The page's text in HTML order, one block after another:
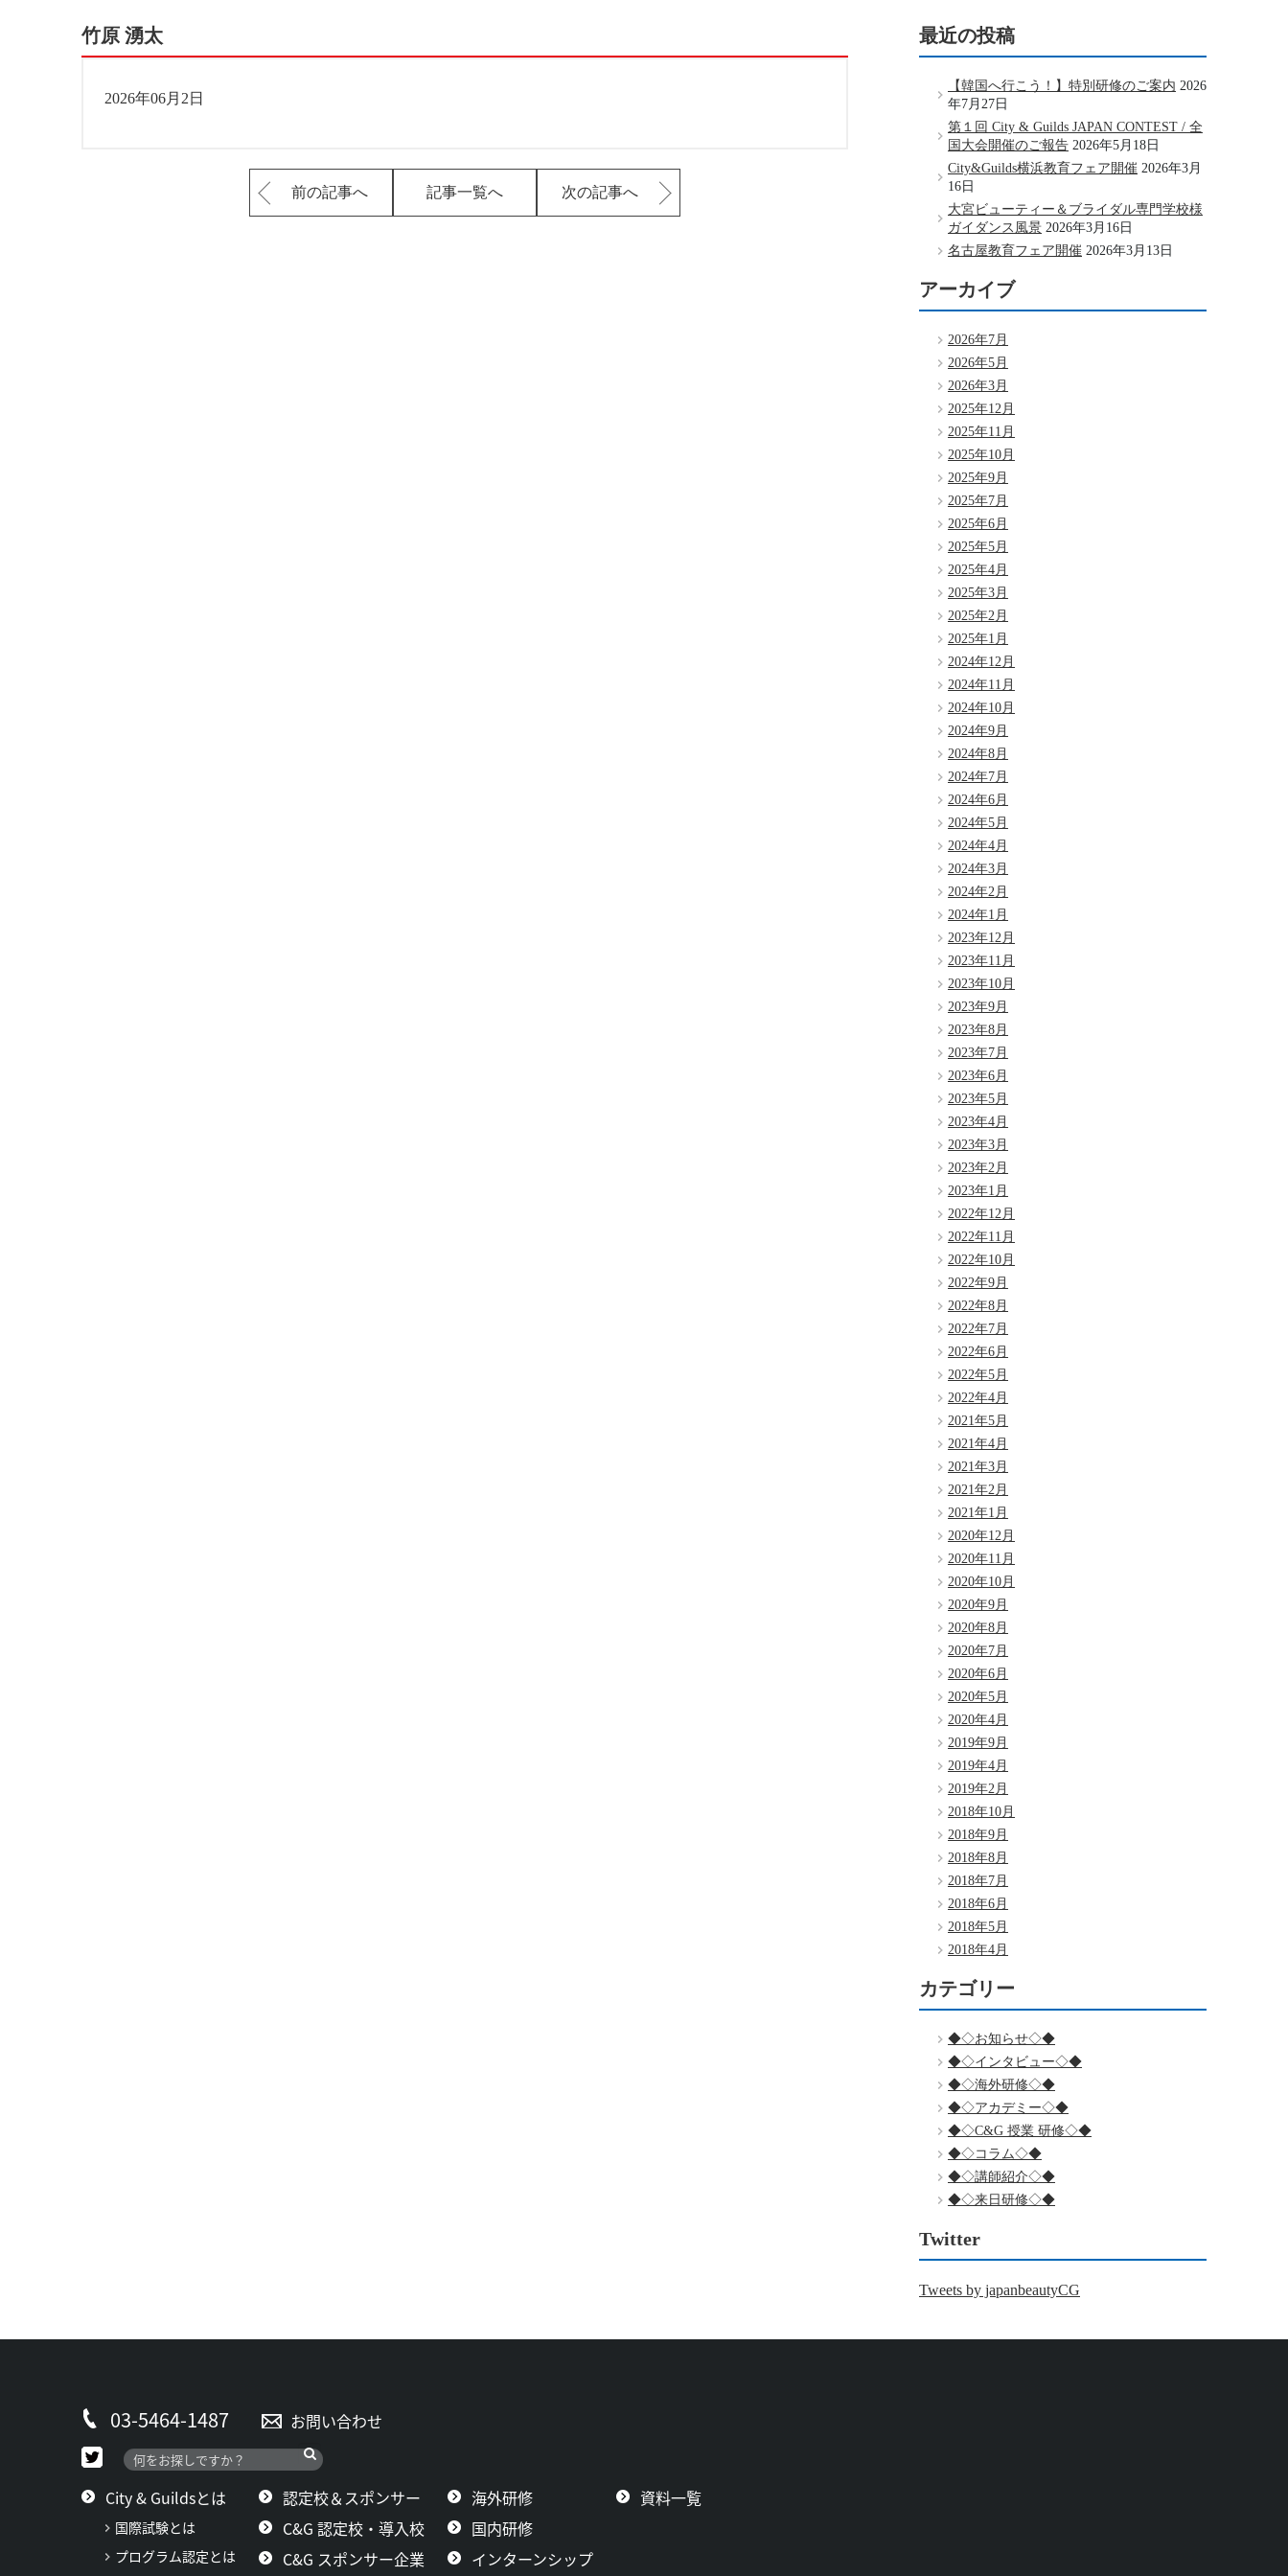
竹原 湧太
2026年06月2日
前の記事へ 記事一覧へ 次の記事へ
最近の投稿
【韓国へ行こう！】特別研修のご案内 2026
年7月27日
第１回 City & Guilds JAPAN CONTEST / 全
国大会開催のご報告 2026年5月18日
City&Guilds横浜教育フェア開催 2026年3月
16日
大宮ビューティー＆ブライダル専門学校様
ガイダンス風景 2026年3月16日
名古屋教育フェア開催 2026年3月13日
アーカイブ
2026年7月
2026年5月
2026年3月
2025年12月
2025年11月
2025年10月
2025年9月
2025年7月
2025年6月
2025年5月
2025年4月
2025年3月
2025年2月
2025年1月
2024年12月
2024年11月
2024年10月
2024年9月
2024年8月
2024年7月
2024年6月
2024年5月
2024年4月
2024年3月
2024年2月
2024年1月
2023年12月
2023年11月
2023年10月
2023年9月
2023年8月
2023年7月
2023年6月
2023年5月
2023年4月
2023年3月
2023年2月
2023年1月
2022年12月
2022年11月
2022年10月
2022年9月
2022年8月
2022年7月
2022年6月
2022年5月
2022年4月
2021年5月
2021年4月
2021年3月
2021年2月
2021年1月
2020年12月
2020年11月
2020年10月
2020年9月
2020年8月
2020年7月
2020年6月
2020年5月
2020年4月
2019年9月
2019年4月
2019年2月
2018年10月
2018年9月
2018年8月
2018年7月
2018年6月
2018年5月
2018年4月
カテゴリー
◆◇お知らせ◇◆
◆◇インタビュー◇◆
◆◇海外研修◇◆
◆◇アカデミー◇◆
◆◇C&G 授業 研修◇◆
◆◇コラム◇◆
◆◇講師紹介◇◆
◆◇来日研修◇◆
Twitter
Tweets by japanbeautyCG
03-5464-1487 お問い合わせ
City & Guildsとは
国際試験とは
プログラム認定とは
認定校＆スポンサー
C&G 認定校・導入校
C&G スポンサー企業
海外研修
国内研修
インターンシップ
資料一覧